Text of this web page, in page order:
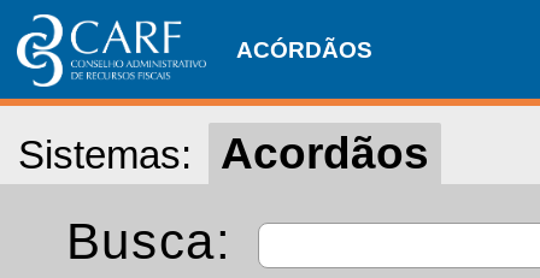
ACÓRDÃOS
Sistemas: Acordãos
Busca: